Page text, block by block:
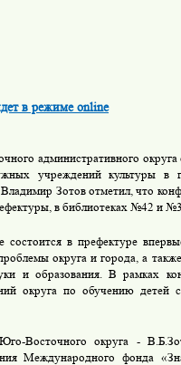
в режиме online
административного округа
учреждений культуры в
Зотов отметил, что
в библиотеках №42 и
состоится в префектуре
округа и города, а
и образования. В рамках
округа по обучению детей
Восточного округа -
Международного фонда